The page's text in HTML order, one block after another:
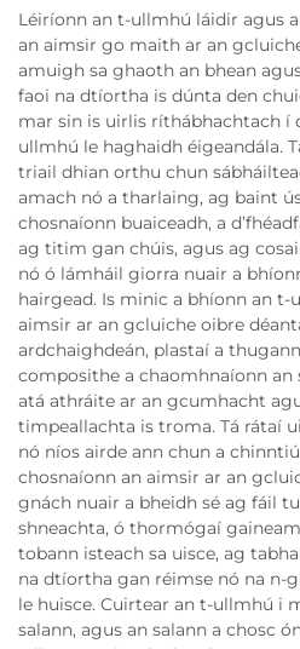
Léiríonn an t-ullmhú láidir agus
an aimsir go maith ar an
amuigh sa ghaoth an bhean
faoi na dtíortha is dúnta den
mar sin is uirlis ríthábhachtach í
ullmhú le haghaidh éigeandála.
triail dhian orthu chun
amach nó a tharlaing, ag baint
chosnaíonn buaiceadh, a
ag titim gan chúis, agus ag
nó ó lámháil giorra nuair a
hairgead. Is minic a bhíonn an t-
aimsir ar an gcluiche oibre
ardchaighdeán, plastaí a
composithe a chaomhnaíonn
atá athráite ar an gcumhacht
timpeallachta is troma. Tá rátaí
nó níos airde ann chun a
chosnaíonn an aimsir ar an
gnách nuair a bheidh sé ag fáil
shneachta, ó thormógaí
tobann isteach sa uisce, ag
na dtíortha gan réimse nó na n-
le huisce. Cuirtear an t-ullmhú i
salann, agus an salann a chosc